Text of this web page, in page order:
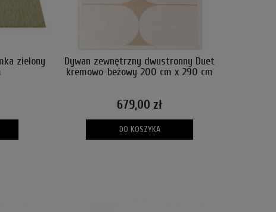
zielony
Dywan zewnętrzny dwustronny Duet
kremowo-beżowy 200 cm x 290 cm
679,00 zł
DO KOSZYKA